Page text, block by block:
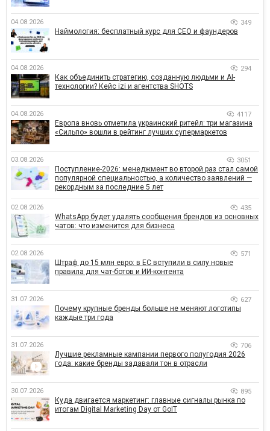
04.08.2026 349
Наймология: бесплатный курс для CEO и фаундеров
04.08.2026 294
Как объединить стратегию, созданную людьми и AI-
технологии? Кейс izi и агентства SHOTS
04.08.2026 4117
Европа вновь отметила украинский ритейл: три магазина
«Сильпо» вошли в рейтинг лучших супермаркетов
03.08.2026 3051
Поступление-2026: менеджмент во второй раз стал самой
популярной специальностью, а количество заявлений —
рекордным за последние 5 лет
02.08.2026 435
WhatsApp будет удалять сообщения брендов из основных
чатов: что изменится для бизнеса
02.08.2026 571
Штраф до 15 млн евро: в ЕС вступили в силу новые
правила для чат-ботов и ИИ-контента
31.07.2026 627
Почему крупные бренды больше не меняют логотипы
каждые три года
31.07.2026 706
Лучшие рекламные кампании первого полугодия 2026
года: какие бренды задавали тон в отрасли
30.07.2026 895
Куда двигается маркетинг: главные сигналы рынка по
итогам Digital Marketing Day от GoIT